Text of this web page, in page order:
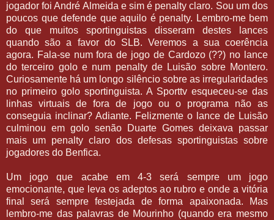
jogador foi André Almeida e sim é penalty claro. Sou um dos
poucos que defende que aquilo é penalty. Lembro-me bem
do que muitos sportinguistas disseram destes lances
quando são a favor do SLB. Veremos a sua coerência
agora. Fala-se num fora de jogo de Cardozo (??) no lance
do terceiro golo e num penalty de Luisão sobre Montero.
Curiosamente há um longo silêncio sobre as irregularidades
no primeiro golo sportinguista. A Sporttv esqueceu-se das
linhas virtuais de fora de jogo ou o programa não as
conseguia inclinar? Adiante. Felizmente o lance de Luisão
culminou em golo senão Duarte Gomes deixava passar
mais um penalty claro dos defesas sportinguistas sobre
jogadores do Benfica.
Um jogo que acabe em 4-3 será sempre um jogo
emocionante, que leva os adeptos ao rubro e onde a vitória
final será sempre festejada de forma apaixonada. Mas
lembro-me das palavras de Mourinho (quando era mesmo